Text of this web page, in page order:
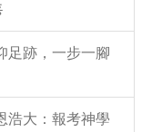
足跡，一步一腳
浩大：報考神學